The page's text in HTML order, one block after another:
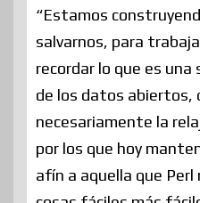
“Estamos
salvarnos, para
recordar lo que es una
de los datos abiertos,
necesariamente la
por los que hoy
afín a aquella que Perl